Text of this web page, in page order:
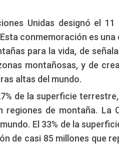
Unidas designó el
conmemoración es
para la vida, de
montañosas, y de
altas del mundo.
de la superficie
regiones de montaña. La
El 33% de la
de casi 85 millones que